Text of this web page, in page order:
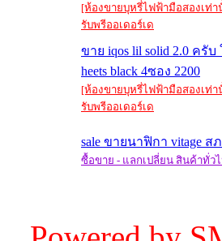
[ห้องขายบุหรี่ไฟฟ้ามือสองเท่
รับพรีออเดอร์เด
ขาย iqos lil solid 2.0 ค
heets black 4ซอง 2200
[ห้องขายบุหรี่ไฟฟ้ามือสองเท่
รับพรีออเดอร์เด
sale ขายนาฟิกา vitage ส
ซื้อขาย - แลกเปลี่ยน สินค้าทั่ว